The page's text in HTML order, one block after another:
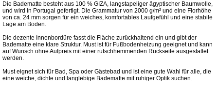
Die Badematte besteht aus 100 % GIZA, langstapeliger ägyptischer Baumwolle,
und wird in Portugal gefertigt. Die Grammatur von 2000 g/m² und eine Florhöhe
von ca. 24 mm sorgen für ein weiches, komfortables Laufgefühl und eine stabile
Lage am Boden.
Die dezente Innenbordüre fasst die Fläche zurückhaltend ein und gibt der
Badematte eine klare Struktur. Must ist für Fußbodenheizung geeignet und kann
auf Wunsch ohne Aufpreis mit einer rutschhemmenden Rückseite ausgestattet
werden.
Must eignet sich für Bad, Spa oder Gästebad und ist eine gute Wahl für alle, die
eine weiche, dichte und langlebige Badematte mit ruhiger Optik suchen.